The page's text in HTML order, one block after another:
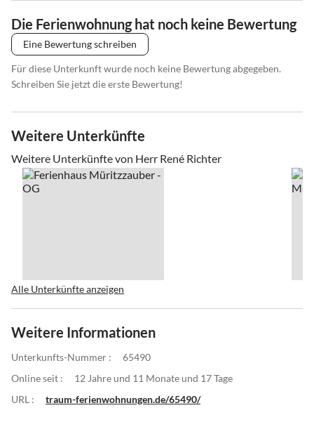
Die Ferienwohnung hat noch keine Bewertung
Eine Bewertung schreiben
Für diese Unterkunft wurde noch keine Bewertung abgegeben.
Schreiben Sie jetzt die erste Bewertung!
Weitere Unterkünfte
Weitere Unterkünfte von Herr René Richter
Alle Unterkünfte anzeigen
Weitere Informationen
Unterkunfts-Nummer :
65490
Online seit :
12 Jahre und 11 Monate und 17 Tage
URL :
traum-ferienwohnungen.de/65490/